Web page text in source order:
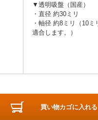
▼透明吸盤（国産）
・直径 約30ミリ
・軸径 約8ミリ（10
適合します。）
買い物カゴに入れる